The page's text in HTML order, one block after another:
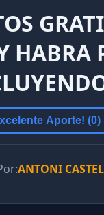
HABRA
Aporte! (0)
ANTONI